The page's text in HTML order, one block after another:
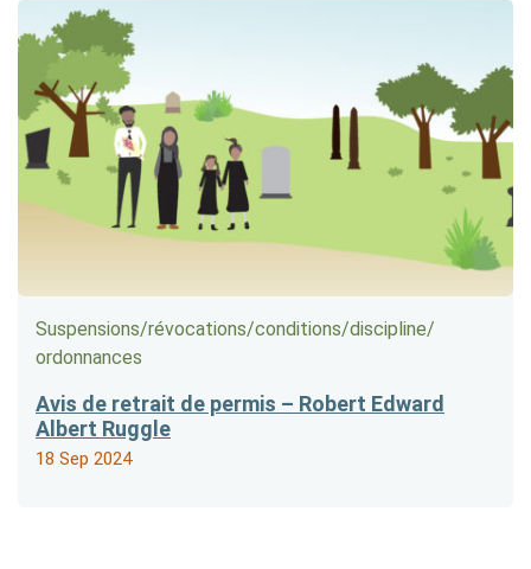
Suspensions/​révocations/​conditions/​discipline/​
ordonnances
Avis de retrait de permis – Robert Edward
Albert Ruggle
18 Sep 2024